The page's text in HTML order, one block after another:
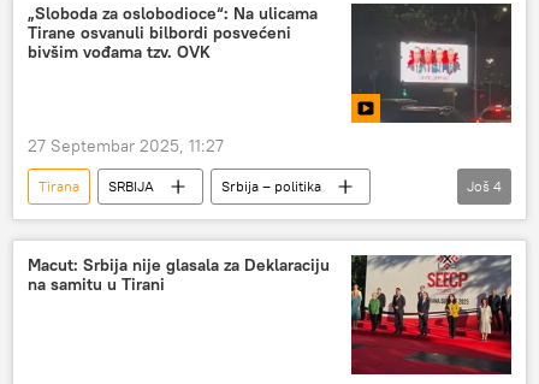
„Sloboda za oslobodioce“: Na ulicama
Tirane osvanuli bilbordi posvećeni
bivšim vođama tzv. OVK
27 Septembar 2025, 11:27
Tirana SRBIJA
Srbija – politika
Srbija
OVK
Hašim Tači
Albanija
Još 4
Macut: Srbija nije glasala za Deklaraciju
na samitu u Tirani